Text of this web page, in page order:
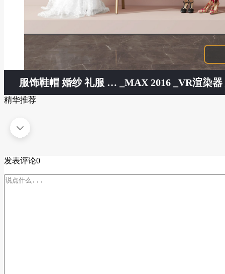
服饰鞋帽 婚纱 礼服 裙子 宝宝鞋子 挂衣架 _MAX 2016 _VR渲染
精华推荐
发表评论0